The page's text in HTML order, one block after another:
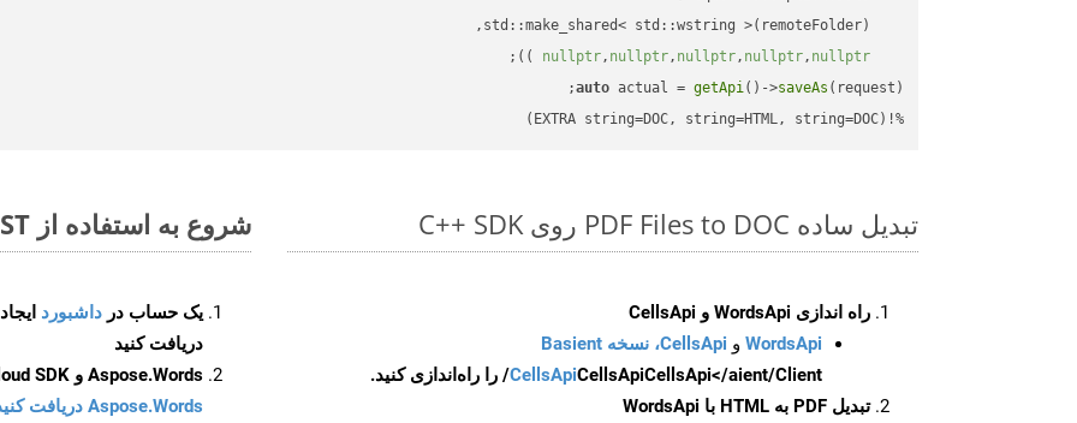
nullptr, nullptr, nullptr, nullptr, nullptr
))
;
auto actual = getApi()->saveAs
%!(EXTRA string=DOC, string=HTML, string=DOC)
تبدیل ساده PDF Files to DOC روی C++ SDK
راه اندازی WordsApi و CellsApi
WordsApi و CellsApi، نسخه Basient
CellsApiCellsApiCellsApi</aient/Client/ را راه‌اندازی کنید.
تبدیل PDF به HTML با WordsApi
شروع به استفاده از Aspose.Total REST برای PDF to DOC کنید
یک حساب در داشبورد
دریافت کنید
Aspose.Words و Aspose.Cells Cloud SDK برای کد منبع C++ را از
Aspose.Words دریافت کنید مخازن GitHub